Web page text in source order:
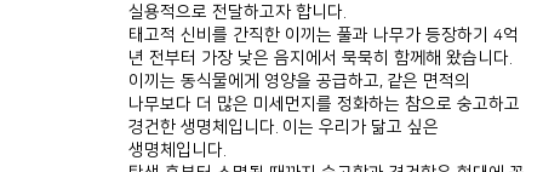
실용적으로 전달하고자 합니다.
태고적 신비를 간직한 이끼는 풀과 나무가 등장하기 4억
년 전부터 가장 낮은 음지에서 묵묵히 함께해 왔습니다.
이끼는 동식물에게 영양을 공급하고, 같은 면적의
나무보다 더 많은 미세먼지를 정화하는 참으로 숭고하고
경건한 생명체입니다. 이는 우리가 닮고 싶은
생명체입니다.